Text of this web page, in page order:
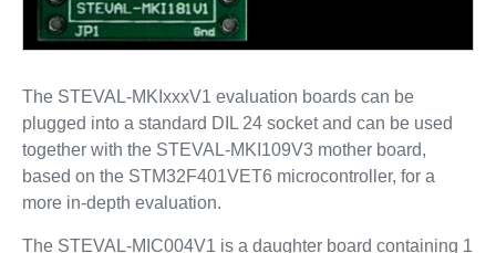
The STEVAL-MKIxxxV1 evaluation boards can be
plugged into a standard DIL 24 socket and can be used
together with the STEVAL-MKI109V3 mother board,
based on the STM32F401VET6 microcontroller, for a
more in-depth evaluation.
The STEVAL-MIC004V1 is a daughter board containing 1